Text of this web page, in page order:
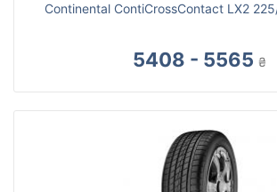
Continental ContiCrossContact LX2
5408 - 5565 ₴